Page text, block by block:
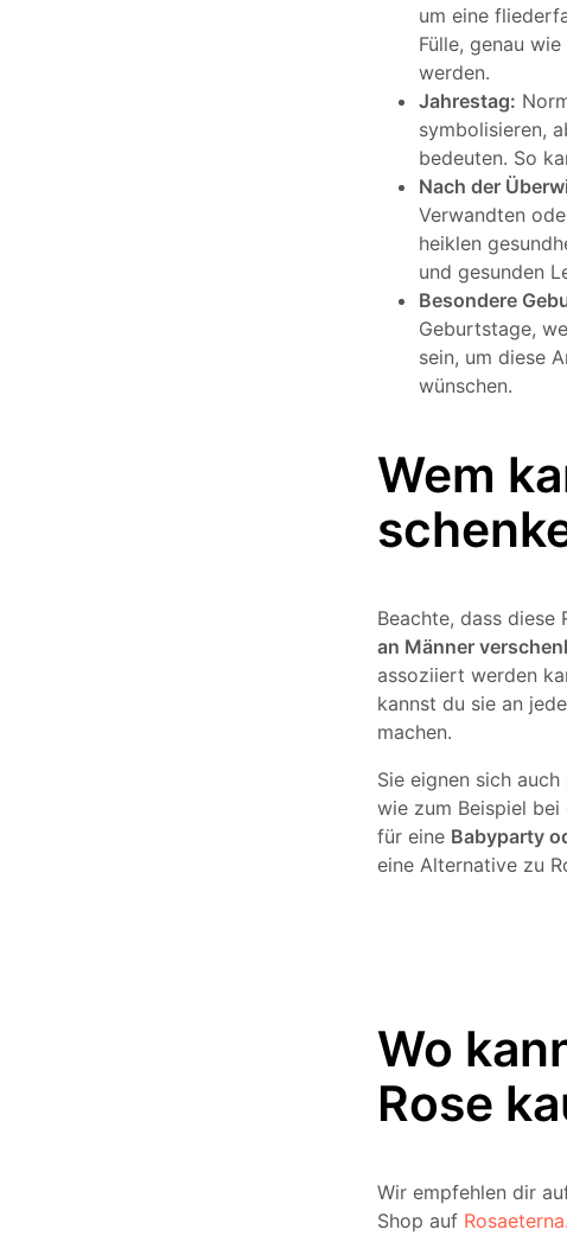
um eine
Fülle, genau
werden.
Jahrestag:
symbolisieren,
bedeuten. So
Nach der
Verwandten
heiklen
und gesunden
Besondere
Geburtstage,
sein, um diese
wünschen.
Wem
Beachte, dass diese
an Männer
assoziiert werden
kannst du sie an
machen.
Sie eignen sich
wie zum Beispiel bei
für eine Babyparty
eine Alternative zu
Wo
Rose
Wir empfehlen dir
Shop auf